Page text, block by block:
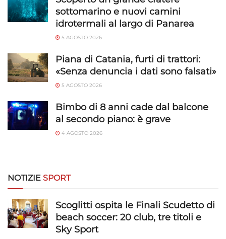
sottomarino e nuovi camini
idrotermali al largo di Panarea
5 AGOSTO 2026
Piana di Catania, furti di trattori:
«Senza denuncia i dati sono falsati»
5 AGOSTO 2026
Bimbo di 8 anni cade dal balcone
al secondo piano: è grave
4 AGOSTO 2026
NOTIZIE SPORT
Scoglitti ospita le Finali Scudetto di
beach soccer: 20 club, tre titoli e
Sky Sport